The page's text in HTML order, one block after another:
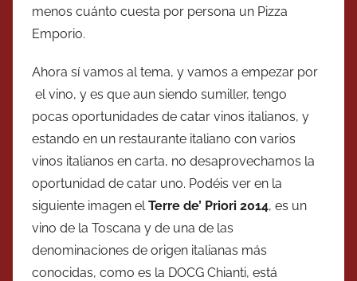
menos cuánto cuesta por persona un Pizza
Emporio.
Ahora sí vamos al tema, y vamos a empezar por
el vino, y es que aun siendo sumiller, tengo
pocas oportunidades de catar vinos italianos, y
estando en un restaurante italiano con varios
vinos italianos en carta, no desaprovechamos la
oportunidad de catar uno. Podéis ver en la
siguiente imagen elTerre de’ Priori 2014, es un
vino de la Toscana y de una de las
denominaciones de origen italianas más
conocidas, como es la DOCG Chianti, está